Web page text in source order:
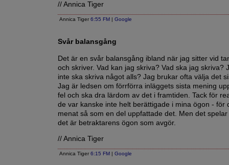
// Annica Tiger
Annica Tiger 6:55 FM | Google
Svår balansgång
Det är en svår balansgång ibland när jag sitter vid
och skriver. Vad kan jag skriva? Vad ska jag skriva?
inte ska skriva något alls? Jag brukar ofta välja det
Jag är ledsen om förrförra inläggets sista mening
fel och ska dra lärdom av det i framtiden. Tack för
de var kanske inte helt berättigade i mina ögon - för
menat så som en del uppfattade det. Men det
det är betraktarens ögon som avgör.
// Annica Tiger
Annica Tiger 6:15 FM | Google